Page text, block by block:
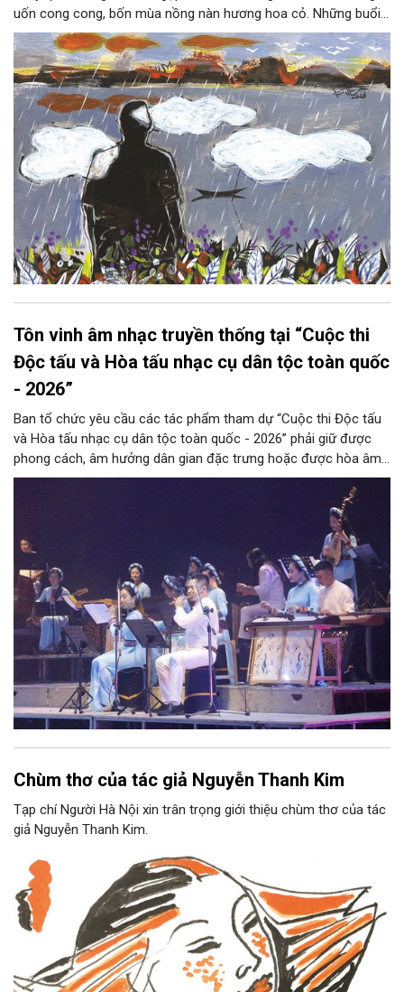
uốn cong cong, bốn mùa nồng nàn hương hoa cỏ. Những buổi
hoàng hôn, khi nắng đã dịu xuống phía cuối sông, đám hoa tím
lại thẫm màu như có ai vừa rắc lên một lớp khói.
Tôn vinh âm nhạc truyền thống tại “Cuộc thi
Độc tấu và Hòa tấu nhạc cụ dân tộc toàn quốc
- 2026”
Ban tổ chức yêu cầu các tác phẩm tham dự “Cuộc thi Độc tấu
và Hòa tấu nhạc cụ dân tộc toàn quốc - 2026” phải giữ được
phong cách, âm hưởng dân gian đặc trưng hoặc được hòa âm,
phối khí mới trên nền tảng làn điệu âm nhạc truyền thống Việt
Nam, đồng thời phải được trình diễn trực tiếp bằng nhạc cụ dân
Chùm thơ của tác giả Nguyễn Thanh Kim
Tạp chí Người Hà Nội xin trân trọng giới thiệu chùm thơ của tác
giả Nguyễn Thanh Kim.